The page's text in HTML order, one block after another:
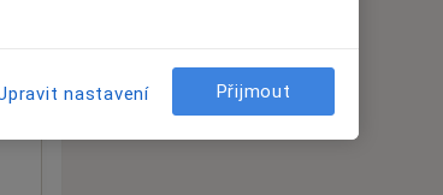
nastavení Přijmout